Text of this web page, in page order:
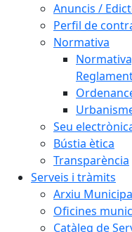
Anuncis /
Perfil de
Normativa
Seu
Bústia ètica
Transparència
Serveis i tràmits
Arxiu
Oficines
Catàleg de